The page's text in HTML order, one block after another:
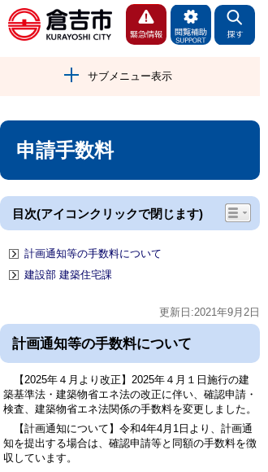
サブメニュー表示
申請手数料
目次(アイコンクリックで閉じます)
計画通知等の手数料について
建設部 建築住宅課
更新日:2021年9月2日
計画通知等の手数料について
【2025年４月より改正】2025年４月１日施行の建
築基準法・建築物省エネ法の改正に伴い、確認申請・
検査、建築物省エネ法関係の手数料を変更しました。
【計画通知について】令和4年4月1日より、計画通
知を提出する場合は、確認申請等と同額の手数料を徴
収しています。